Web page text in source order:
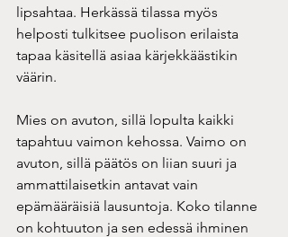
lipsahtaa. Herkässä tilassa myös
helposti tulkitsee puolison erilaista
tapaa käsitellä asiaa kärjekkäästikin
väärin.
Mies on avuton, sillä lopulta kaikki
tapahtuu vaimon kehossa. Vaimo on
avuton, sillä päätös on liian suuri ja
ammattilaisetkin antavat vain
epämääräisiä lausuntoja. Koko tilanne
on kohtuuton ja sen edessä ihminen